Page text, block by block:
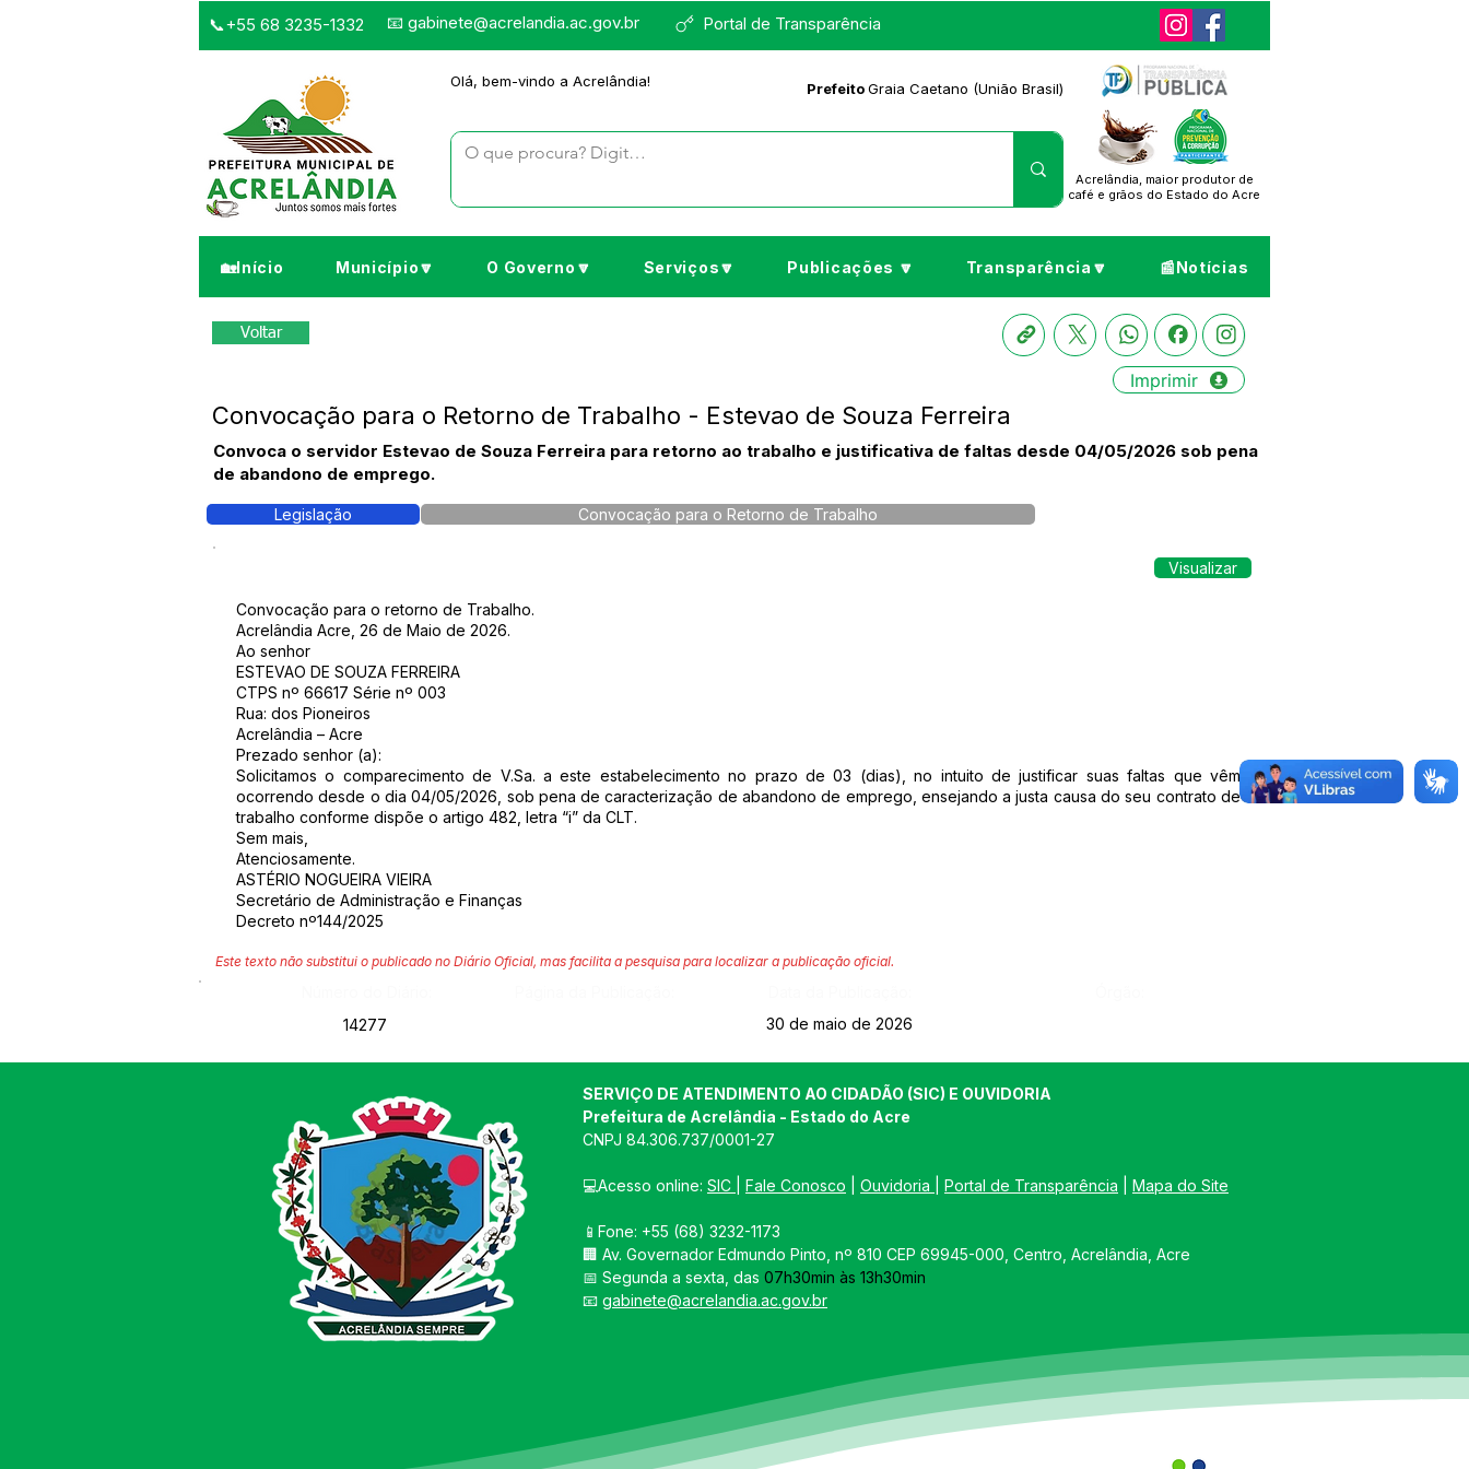
Portal de Transparência
📞+55 68 3235-1332 📧 gabinete@acrelandia.ac.gov.br
Olá, bem-vindo a Acrelândia! PrefeitoGraia Caetano (União Brasil)
Acrelândia, maior produtor de
café e grãos do Estado do Acre
🏡Início Município🔽 O Governo🔽 Serviços🔽 Publicações 🔽 Transparência🔽 📰Notícias
Voltar
Imprimir
Convocação para o Retorno de Trabalho - Estevao de Souza Ferreira
Convoca o servidor Estevao de Souza Ferreira para retorno ao trabalho e justificativa de faltas desde 04/05/2026 sob pena
de abandono de emprego.
Legislação Convocação para o Retorno de Trabalho
Visualizar
Convocação para o retorno de Trabalho.
Acrelândia Acre, 26 de Maio de 2026.
Ao senhor
ESTEVAO DE SOUZA FERREIRA
CTPS nº 66617 Série nº 003
Rua: dos Pioneiros
Acrelândia – Acre
Prezado senhor (a):
Solicitamos o comparecimento de V.Sa. a este estabelecimento no prazo de 03 (dias), no intuito de justificar suas faltas que vêm
ocorrendo desde o dia 04/05/2026, sob pena de caracterização de abandono de emprego, ensejando a justa causa do seu contrato de
trabalho conforme dispõe o artigo 482, letra “i” da CLT.
Sem mais,
Atenciosamente.
ASTÉRIO NOGUEIRA VIEIRA
Secretário de Administração e Finanças
Decreto nº144/2025
Este texto não substitui o publicado no Diário Oficial, mas facilita a pesquisa para localizar a publicação oficial.
14277
30 de maio de 2026
SERVIÇO DE ATENDIMENTO AO CIDADÃO (SIC) E OUVIDORIA
Prefeitura de Acrelândia - Estado do Acre
CNPJ 84.306.737/0001-27
💻Acesso online: SIC Fale Conosco Ouvidoria Portal de Transparência Mapa do Site
📱Fone: +55 (68) 3232-1173
🏢 Av. Governador Edmundo Pinto, nº 810 CEP 69945-000, Centro, Acrelândia, Acre
📅 Segunda a sexta, das 07h30min às 13h30min
📧 gabinete@acrelandia.ac.gov.br